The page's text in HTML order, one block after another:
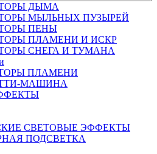
ДЫМА
МЫЛЬНЫХ ПУЗЫРЕЙ
ПЕНЫ
ПЛАМЕНИ И ИСКР
СНЕГА И ТУМАНА
ПЛАМЕНИ
МАШИНА
СВЕТОВЫЕ ЭФФЕКТЫ
ПОДСВЕТКА